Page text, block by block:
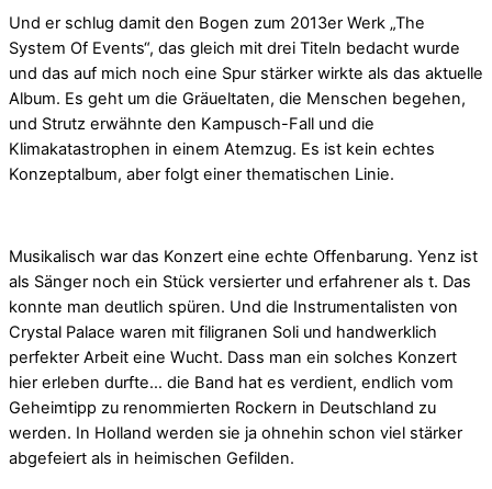
Und er schlug damit den Bogen zum 2013er Werk „The
System Of Events“, das gleich mit drei Titeln bedacht wurde
und das auf mich noch eine Spur stärker wirkte als das aktuelle
Album. Es geht um die Gräueltaten, die Menschen begehen,
und Strutz erwähnte den Kampusch-Fall und die
Klimakatastrophen in einem Atemzug. Es ist kein echtes
Konzeptalbum, aber folgt einer thematischen Linie.
Musikalisch war das Konzert eine echte Offenbarung. Yenz ist
als Sänger noch ein Stück versierter und erfahrener als t. Das
konnte man deutlich spüren. Und die Instrumentalisten von
Crystal Palace waren mit filigranen Soli und handwerklich
perfekter Arbeit eine Wucht. Dass man ein solches Konzert
hier erleben durfte… die Band hat es verdient, endlich vom
Geheimtipp zu renommierten Rockern in Deutschland zu
werden. In Holland werden sie ja ohnehin schon viel stärker
abgefeiert als in heimischen Gefilden.